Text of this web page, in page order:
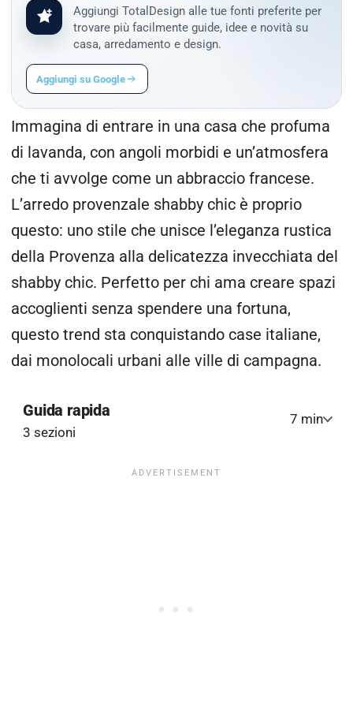
Aggiungi TotalDesign alle tue fonti preferite per
trovare più facilmente guide, idee e novità su
casa, arredamento e design.
Aggiungi su Google
Immagina di entrare in una casa che profuma
di lavanda, con angoli morbidi e un’atmosfera
che ti avvolge come un abbraccio francese.
L’arredo provenzale shabby chic è proprio
questo: uno stile che unisce l’eleganza rustica
della Provenza alla delicatezza invecchiata del
shabby chic. Perfetto per chi ama creare spazi
accoglienti senza spendere una fortuna,
questo trend sta conquistando case italiane,
dai monolocali urbani alle ville di campagna.
Guida rapida
3 sezioni
7 min